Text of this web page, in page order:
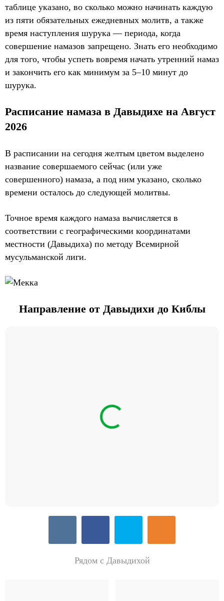
таблице указано, во сколько можно начинать каждую
из пяти обязательных ежедневных молитв, а также
время наступления шурука — периода, когда
совершение намазов запрещено. Знать его необходимо
для того, чтобы успеть вовремя начать утренний намаз
и закончить его как минимум за 5–10 минут до
шурука.
Расписание намаза в Давыдихе на Август
2026
В расписании на сегодня желтым цветом выделено
название совершаемого сейчас (или уже
совершенного) намаза, а под ним указано, сколько
времени осталось до следующей молитвы.
Точное время каждого намаза вычисляется в
соответствии с географическими координатами
местности (Давыдиха) по методу Всемирной
мусульманской лиги.
Направление от Давыдихи до Киблы
Рядом с Давыдихой